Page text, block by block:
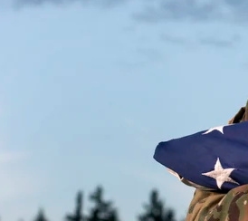
veranstaltungen
genossenschaft